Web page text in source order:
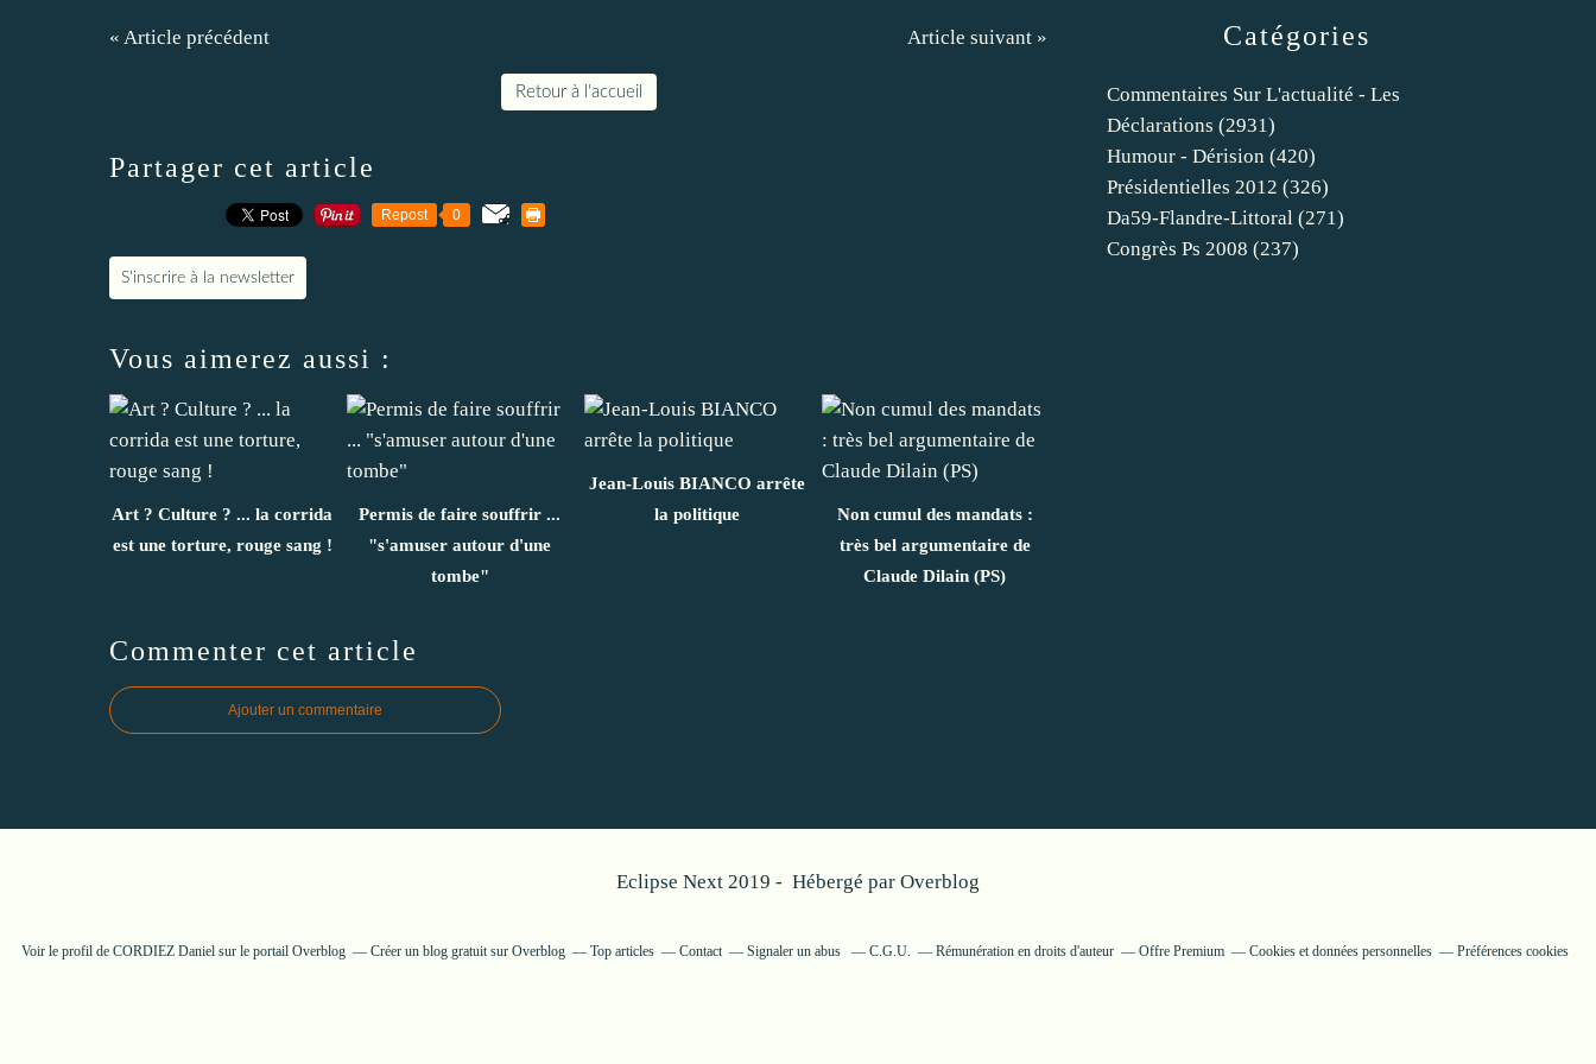
« Article précédent Article suivant »
Retour à l'accueil
Partager cet article
Repost 0
S'inscrire à la newsletter
Vous aimerez aussi :
Art ? Culture ? ... la corrida
est une torture, rouge sang !
Permis de faire souffrir ...
"s'amuser autour d'une
tombe"
Jean-Louis BIANCO arrête
la politique
Non cumul des mandats :
très bel argumentaire de
Claude Dilain (PS)
Commenter cet article
Ajouter un commentaire
Catégories
Commentaires Sur L'actualité - Les
Déclarations (2931)
Humour - Dérision (420)
Présidentielles 2012 (326)
Da59-Flandre-Littoral (271)
Congrès Ps 2008 (237)
Eclipse Next 2019 - Hébergé par Overblog
Voir le profil de CORDIEZ Danielsur le portail Overblog Créer un blog gratuit sur Overblog Top articles Contact Signaler un abus C.G.U. Rémunération en droits d'auteur Offre Premium Cookies et données personnelles Préférences cookies